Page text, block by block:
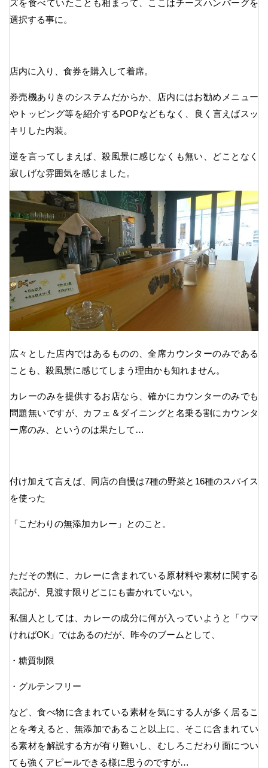
ズを食べていたことも相まって、ここはチーズハンバーグを
選択する事に。
店内に入り、食券を購入して着席。
券売機ありきのシステムだからか、店内にはお勧めメニュー
やトッピング等を紹介するPOPなどもなく、良く言えばスッ
キリした内装。
逆を言ってしまえば、殺風景に感じなくも無い、どことなく
寂しげな雰囲気を感じました。
広々とした店内ではあるものの、全席カウンターのみである
ことも、殺風景に感じてしまう理由かも知れません。
カレーのみを提供するお店なら、確かにカウンターのみでも
問題無いですが、カフェ＆ダイニングと名乗る割にカウンタ
ー席のみ、というのは果たして…
付け加えて言えば、同店の自慢は7種の野菜と16種のスパイス
を使った
「こだわりの無添加カレー」とのこと。
ただその割に、カレーに含まれている原材料や素材に関する
表記が、見渡す限りどこにも書かれていない。
私個人としては、カレーの成分に何が入っていようと「ウマ
ければOK」ではあるのだが、昨今のブームとして、
・糖質制限
・グルテンフリー
など、食べ物に含まれている素材を気にする人が多く居るこ
とを考えると、無添加であること以上に、そこに含まれてい
る素材を解説する方が有り難いし、むしろこだわり面につい
ても強くアピールできる様に思うのですが…